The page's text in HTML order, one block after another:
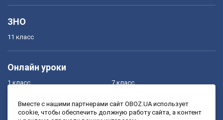
ЗНО
11 класс
Онлайн уроки
1 класс
3 класс
7 класс
9 класс
Вместе с нашими партнерами сайт OBOZ.UA использует
cookie, чтобы обеспечить должную работу сайта, а контент